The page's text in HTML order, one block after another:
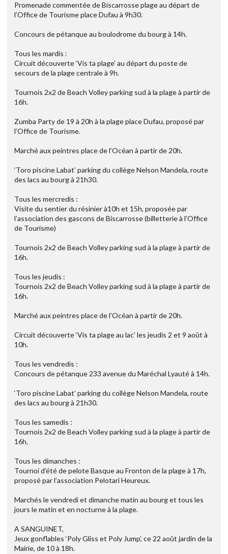
Promenade commentée de Biscarrosse plage au départ de
l’Office de Tourisme place Dufau à 9h30.
Concours de pétanque au boulodrome du bourg à 14h.
Tous les mardis :
Circuit découverte ‘Vis ta plage’ au départ du poste de
secours de la plage centrale à 9h.
Tournois 2x2 de Beach Volley parking sud à la plage à partir de
16h.
Zumba Party de 19 à 20h à la plage place Dufau, proposé par
l’Office de Tourisme.
Marché aux peintres place de l’Océan à partir de 20h.
‘Toro piscine Labat’ parking du collège Nelson Mandela, route
des lacs au bourg à 21h30.
Tous les mercredis :
Visite du sentier du résinier à10h et 15h, proposée par
l’association des gascons de Biscarrosse (billetterie à l’Office
de Tourisme)
Tournois 2x2 de Beach Volley parking sud à la plage à partir de
16h.
Tous les jeudis :
Tournois 2x2 de Beach Volley parking sud à la plage à partir de
16h.
Marché aux peintres place de l’Océan à partir de 20h.
Circuit découverte ‘Vis ta plage au lac’ les jeudis 2 et 9 août à
10h.
Tous les vendredis :
Concours de pétanque 233 avenue du Maréchal Lyauté à 14h.
‘Toro piscine Labat’ parking du collège Nelson Mandela, route
des lacs au bourg à 21h30.
Tous les samedis :
Tournois 2x2 de Beach Volley parking sud à la plage à partir de
16h.
Tous les dimanches :
Tournoi d’été de pelote Basque au Fronton de la plage à 17h,
proposé par l’association Pelotari Heureux.
Marchés le vendredi et dimanche matin au bourg et tous les
jours le matin et en nocturne à la plage.
A SANGUINET,
Jeux gonflables ‘Poly Gliss et Poly Jump’, ce 22 août jardin de la
Mairie, de 10 à 18h.